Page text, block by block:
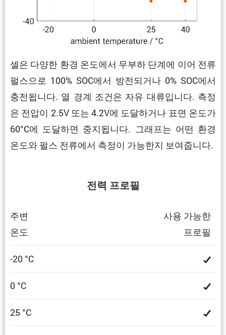
셀은 다양한 환경 온도에서 무부하 단계에 이어 전류
펄스으로 100% SOC에서 방전되거나 0% SOC에서
충전됩니다. 열 경계 조건은 자유 대류입니다. 측정
은 전압이 2.5V 또는 4.2V에 도달하거나 표면 온도가
60°C에 도달하면 중지됩니다. 그래프는 어떤 환경
온도와 펄스 전류에서 측정이 가능한지 보여줍니다.
전력 프로필
주변
온도
사용 가능한
프로필
-20 °C
0 °C
25 °C